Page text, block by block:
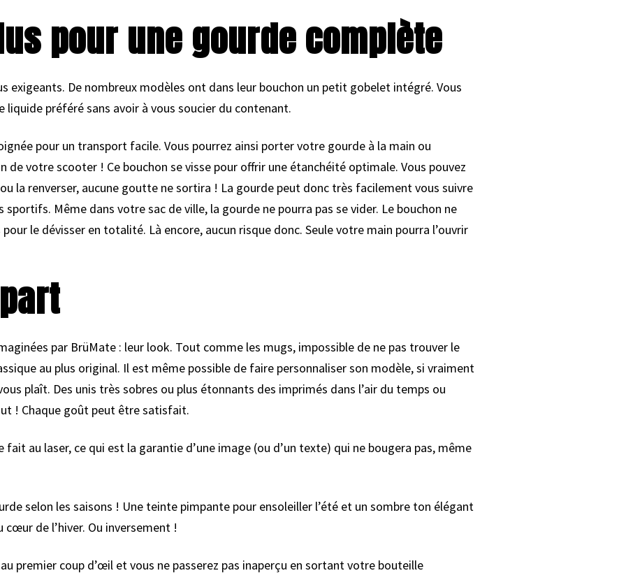
pour une gourde complète
exigeants. De nombreux modèles ont dans leur bouchon un petit gobelet intégré. Vous
préféré sans avoir à vous soucier du contenant.
pour un transport facile. Vous pourrez ainsi porter votre gourde à la main ou
de votre scooter ! Ce bouchon se visse pour offrir une étanchéité optimale. Vous pouvez
la renverser, aucune goutte ne sortira ! La gourde peut donc très facilement vous suivre
Même dans votre sac de ville, la gourde ne pourra pas se vider. Le bouchon ne
le dévisser en totalité. Là encore, aucun risque donc. Seule votre main pourra l’ouvrir
par BrüMate : leur look. Tout comme les mugs, impossible de ne pas trouver le
au plus original. Il est même possible de faire personnaliser son modèle, si vraiment
plaît. Des unis très sobres ou plus étonnants des imprimés dans l’air du temps ou
! Chaque goût peut être satisfait.
au laser, ce qui est la garantie d’une image (ou d’un texte) qui ne bougera pas, même
selon les saisons ! Une teinte pimpante pour ensoleiller l’été et un sombre ton élégant
de l’hiver. Ou inversement !
premier coup d’œil et vous ne passerez pas inaperçu en sortant votre bouteille